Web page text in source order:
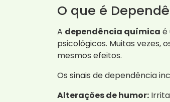
O que é
A dependência química é
psicológicos. Muitas vezes,
mesmos efeitos.
Os sinais de dependência
Alterações de humor: